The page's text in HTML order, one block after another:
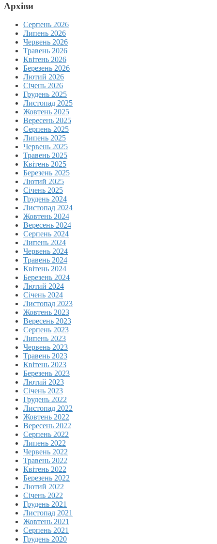
Архіви
Серпень 2026
Липень 2026
Червень 2026
Травень 2026
Квітень 2026
Березень 2026
Лютий 2026
Січень 2026
Грудень 2025
Листопад 2025
Жовтень 2025
Вересень 2025
Серпень 2025
Липень 2025
Червень 2025
Травень 2025
Квітень 2025
Березень 2025
Лютий 2025
Січень 2025
Грудень 2024
Листопад 2024
Жовтень 2024
Вересень 2024
Серпень 2024
Липень 2024
Червень 2024
Травень 2024
Квітень 2024
Березень 2024
Лютий 2024
Січень 2024
Листопад 2023
Жовтень 2023
Вересень 2023
Серпень 2023
Липень 2023
Червень 2023
Травень 2023
Квітень 2023
Березень 2023
Лютий 2023
Січень 2023
Грудень 2022
Листопад 2022
Жовтень 2022
Вересень 2022
Серпень 2022
Липень 2022
Червень 2022
Травень 2022
Квітень 2022
Березень 2022
Лютий 2022
Січень 2022
Грудень 2021
Листопад 2021
Жовтень 2021
Серпень 2021
Грудень 2020